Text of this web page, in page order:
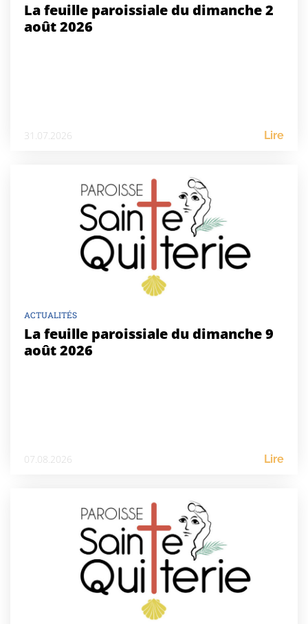
La feuille paroissiale du dimanche 2
août 2026
31.07.2026 Lire
ACTUALITÉS
La feuille paroissiale du dimanche 9
août 2026
07.08.2026 Lire